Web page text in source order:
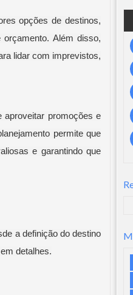
opções de destinos,
Além disso,
lidar com imprevistos,
aproveitar promoções e
permite que
e garantindo que
a definição do destino
detalhes.